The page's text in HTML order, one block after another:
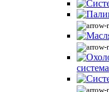
система